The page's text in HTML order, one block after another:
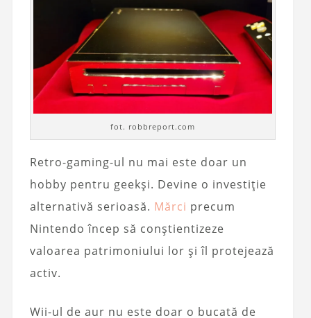
fot. robbreport.com
Retro-gaming-ul nu mai este doar un
hobby pentru geekși. Devine o investiție
alternativă serioasă. Mărci precum
Nintendo încep să conștientizeze
valoarea patrimoniului lor și îl protejează
activ.
Wii-ul de aur nu este doar o bucată de